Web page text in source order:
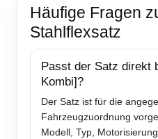
Häufige Fragen
Stahlflexsatz
Passt der Satz direkt
Kombi]?
Der Satz ist für die
Fahrzeugzuordnung
Modell, Typ,